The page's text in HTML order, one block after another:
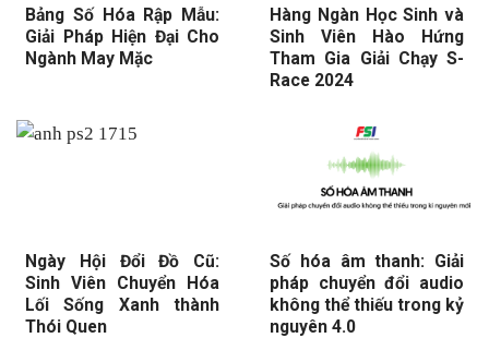
Bảng Số Hóa Rập Mẫu:
Giải Pháp Hiện Đại Cho
Ngành May Mặc
Hàng Ngàn Học Sinh và
Sinh Viên Hào Hứng
Tham Gia Giải Chạy S-
Race 2024
Ngày Hội Đổi Đồ Cũ:
Sinh Viên Chuyển Hóa
Lối Sống Xanh thành
Thói Quen
Số hóa âm thanh: Giải
pháp chuyển đổi audio
không thể thiếu trong kỷ
nguyên 4.0